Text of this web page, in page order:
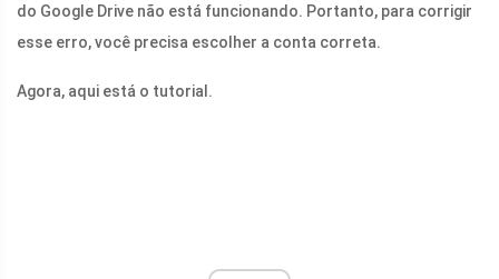
do Google Drive não está funcionando. Portanto, para corrigir
esse erro, você precisa escolher a conta correta.
Agora, aqui está o tutorial.